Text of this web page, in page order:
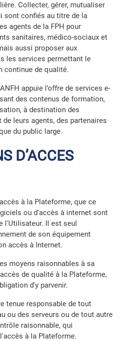
Collecter, gérer, mutualiser
sont confiés au titre de la
agents de la FPH pour
sanitaires, médico-sociaux et
aussi proposer aux
les services permettant le
continue de qualité.
appuie l’offre de services e-
des contenus de formation,
à destination des
leurs agents, des partenaires
du public large.
D’ACCES
à la Plateforme, que ce
ou d'accès à internet sont
l'Utilisateur. Il est seul
de son équipement
accès à Internet.
moyens raisonnables à sa
de qualité à la Plateforme,
d'y parvenir.
tenue responsable de tout
ou des serveurs ou de tout autre
raisonnable, qui
à la Plateforme.